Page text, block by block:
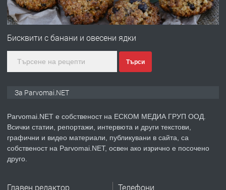
ПРЕДЛАГА
Първи поход "По стъпките на Ангел
преди 1 година
ПРЕДЛАГА Уроци по Математика
Бисквити с банани и овесени ядки
Търси
За Parvomai.NET
Parvomai.NET е собственост на ЕСКОМ МЕДИА ГРУП ООД.
Всички статии, репортажи, интервюта и други текстови,
графични и видео материали, публикувани в сайта, са
собственост на Parvomai.NET, освен ако изрично е посочено
друго.
Главен редактор Телефони